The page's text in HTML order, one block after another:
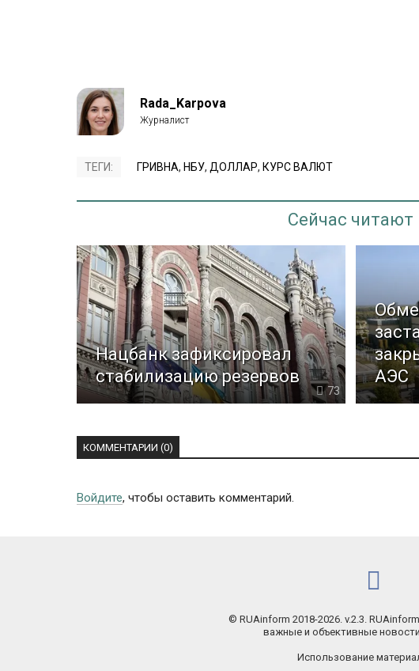
Rada_Karpova
ТЕГИ: ГРИВНА, НБУ, ДОЛЛАР, КУРС ВАЛЮТ
Сейчас читают
Нацбанк зафиксировал
стабилизацию резервов
73
АЭС
КОММЕНТАРИИ (0)
Войдите, чтобы оставить комментарий.
© RUAinform 2018-2026. v.2.3.
важные и объективные
Использование